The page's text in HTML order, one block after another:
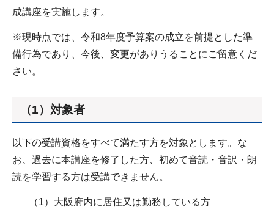
成講座を実施します。
※現時点では、令和8年度予算案の成立を前提とした準
備行為であり、今後、変更がありうることにご留意くだ
さい。
（1）対象者
以下の受講資格をすべて満たす方を対象とします。な
お、過去に本講座を修了した方、初めて音読・音訳・朗
読を学習する方は受講できません。
（1）大阪府内に居住又は勤務している方